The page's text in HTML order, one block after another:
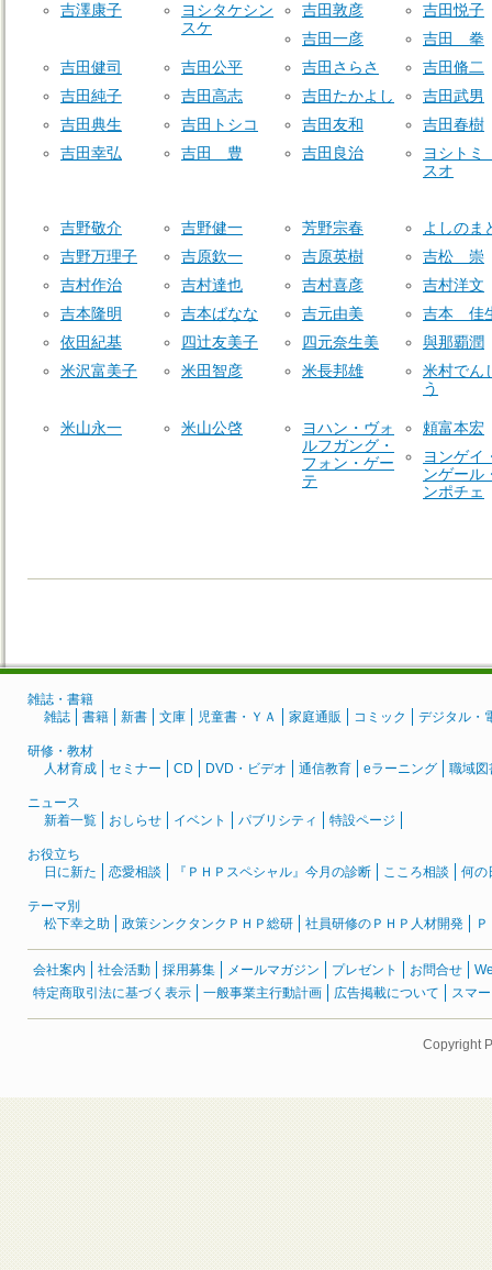
吉澤康子
ヨシタケシン
スケ
吉田敦彦
吉田悦子
吉田一彦
吉田 拳
吉田健司
吉田公平 吉田さらさ
吉田脩二
吉田純子
吉田高志 吉田たかよし
吉田武男
吉田典生
吉田トシコ 吉田友和
吉田春樹
吉田幸弘
吉田 豊 吉田良治
ヨシト
スオ
吉野敬介 吉野健一 芳野宗春
よしのま
吉野万理子
吉原欽一 吉原英樹
吉松 崇
吉村作治
吉村達也 吉村喜彦
吉村洋文
吉本隆明
吉本ばなな 吉元由美
吉本 佳
依田紀基
四辻友美子 四元奈生美
與那覇潤
米沢富美子
米田智彦 米長邦雄
米村でん
う
米山永一 米山公啓
ヨハン・ヴォ
ルフガング・
フォン・ゲー
テ
頼富本宏
ヨンゲイ
ンゲール
ンポチェ
雑誌・書籍
雑誌
書籍 新書 文庫 児童書・ＹＡ 家庭通販 コミック デジタル・
研修・教材
人材育成
セミナー CD DVD・ビデオ 通信教育 eラーニング 職域図
ニュース
新着一覧
おしらせ イベント パブリシティ 特設ページ
お役立ち
日に新た
恋愛相談 『ＰＨＰスペシャル』今月の診断 こころ相談 何の
テーマ別
松下幸之助
政策シンクタンクＰＨＰ総研 社員研修のＰＨＰ人材開発
会社案内 社会活動 採用募集 メールマガジン プレゼント お問合せ
特定商取引法に基づく表示
一般事業主行動計画 広告掲載について スマ
Copyright